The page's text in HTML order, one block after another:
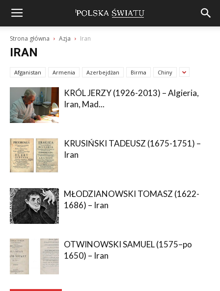
Strona główna Azja Iran
IRAN
Afganistan Armenia Azerbejdżan Birma Chiny
KRÓL JERZY (1926-2013) – Algieria,
Iran, Mad...
KRUSIŃSKI TADEUSZ (1675-1751) –
Iran
MŁODZIANOWSKI TOMASZ (1622-
1686) – Iran
OTWINOWSKI SAMUEL (1575–po
1650) – Iran